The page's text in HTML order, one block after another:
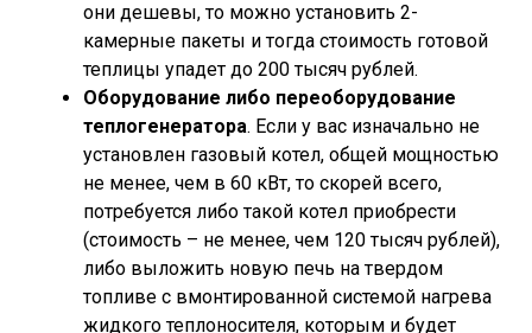
они дешевы, то можно установить 2-
камерные пакеты и тогда стоимость готовой
теплицы упадет до 200 тысяч рублей.
Оборудование либо переоборудование
теплогенератора. Если у вас изначально не
установлен газовый котел, общей мощностью
не менее, чем в 60 кВт, то скорей всего,
потребуется либо такой котел приобрести
(стоимость – не менее, чем 120 тысяч рублей),
либо выложить новую печь на твердом
топливе с вмонтированной системой нагрева
жидкого теплоносителя, которым и будет